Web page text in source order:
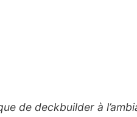
de deckbuilder à